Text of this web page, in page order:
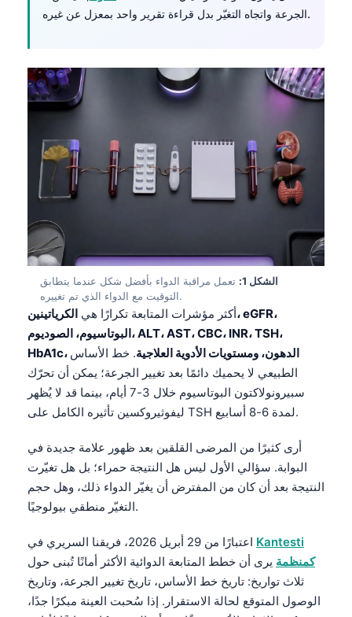
الجرعة واتجاه التغيّر بدل قراءة تقرير واحد بمعزل عن غيره.
الشكل 1:
تعمل مراقبة الدواء بأفضل شكل عندما يتطابق
التوقيت مع الدواء الذي تم تغييره.
أكثر مؤشرات المتابعة تكرارًا هي الكرياتينين، eGFR،
البوتاسيوم، الصوديوم، ALT، AST، CBC، INR، TSH،
HbA1c، الدهون، ومستويات الأدوية العلاجية. خط الأساس
الطبيعي لا يحميك دائمًا بعد تغيير الجرعة؛ يمكن أن تحرّك
سبيرونولاكتون البوتاسيوم خلال 3-7 أيام، بينما قد لا يُظهر
ليفوثيروكسين تأثيره الكامل على TSH لمدة 6-8 أسابيع.
أرى كثيرًا من المرضى القلقين بعد ظهور علامة جديدة في
البوابة. سؤالي الأول ليس هل النتيجة حمراء؛ بل هل تغيّرت
النتيجة بعد أن كان من المفترض أن يغيّر الدواء ذلك، وهل حجم
التغيّر منطقي بيولوجيًا.
Kantesti
كمنظمة يرى أن خطط المتابعة الدوائية الأكثر أمانًا تُبنى حول
ثلاث تواريخ: تاريخ خط الأساس، تاريخ تغيير الجرعة، وتاريخ
الوصول المتوقع لحالة الاستقرار. إذا سُحبت العينة مبكرًا جدًا،